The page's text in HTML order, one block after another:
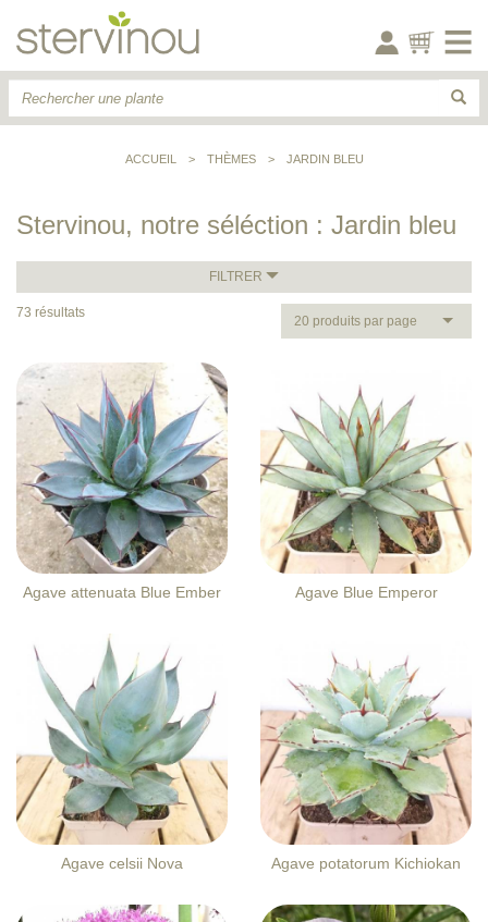
ACCUEIL > THÈMES > JARDIN BLEU
Stervinou, notre séléction : Jardin bleu
FILTRER
73 résultats
20 produits par page
Agave attenuata Blue Ember Agave Blue Emperor
Agave celsii Nova Agave potatorum Kichiokan